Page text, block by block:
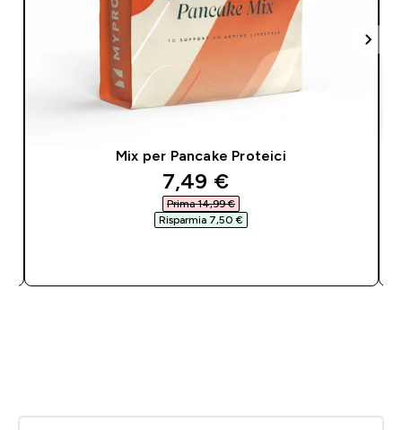
Mix per Pancake Proteici
discounted price
7,49 €‎
Prima 14,99 €‎
Risparmia 7,50 €‎